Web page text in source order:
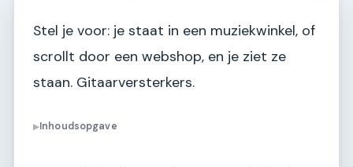
Stel je voor: je staat in een muziekwinkel, of
scrollt door een webshop, en je ziet ze
staan. Gitaarversterkers.
▶Inhoudsopgave